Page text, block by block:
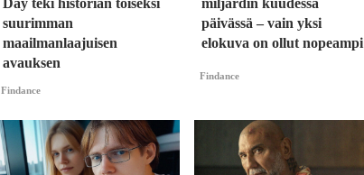
Day teki historian toiseksi
suurimman
maailmanlaajuisen
avauksen
Findance
miljardin kuudessa
päivässä – vain yksi
elokuva on ollut nopeampi
Findance